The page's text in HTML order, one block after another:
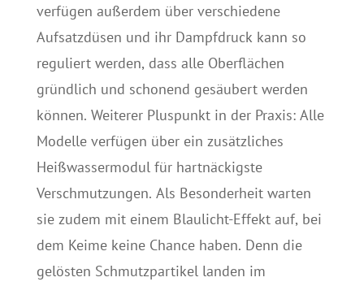
verfügen außerdem über verschiedene
Aufsatzdüsen und ihr Dampfdruck kann so
reguliert werden, dass alle Oberflächen
gründlich und schonend gesäubert werden
können. Weiterer Pluspunkt in der Praxis: Alle
Modelle verfügen über ein zusätzliches
Heißwassermodul für hartnäckigste
Verschmutzungen. Als Besonderheit warten
sie zudem mit einem Blaulicht-Effekt auf, bei
dem Keime keine Chance haben. Denn die
gelösten Schmutzpartikel landen im